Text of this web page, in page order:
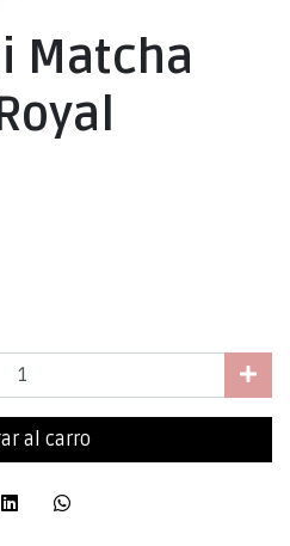
Matcha
al carro